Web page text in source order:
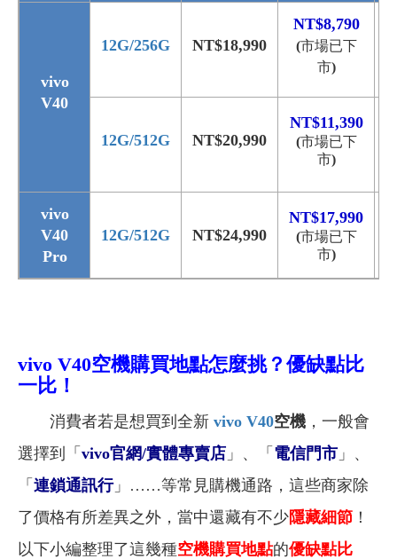
vivo
V40
12G/256G NT$18,990
NT$8,790
(市場已下
市)
12G/512G NT$20,990
NT$11,390
(市場已下
市)
vivo
V40
Pro
12G/512G NT$24,990
NT$17,990
(市場已下
市)
vivo V40空機購買地點怎麼挑？優缺點比
一比！
消費者若是想買到全新 vivo V40空機 ，一般會
選擇到「 vivo官網/實體專賣店 」、「 電信門市 」、
「 連鎖通訊行」……等常見購機通路，這些商家除
了價格有所差異之外，當中還藏有不少隱藏細節 ！
以下小編整理了這幾種空機購買地點的優缺點比